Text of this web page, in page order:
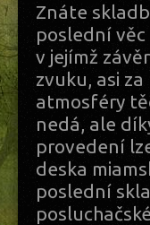
Znáte
poslední věc
v jejímž
zvuku, asi
atmosféry
nedá, ale
provedení
deska
poslední